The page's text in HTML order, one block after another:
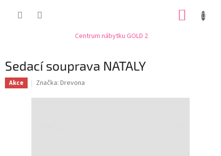
Centrum nábytku GOLD 2
Sedací souprava NATALY
Akce Značka: Drevona